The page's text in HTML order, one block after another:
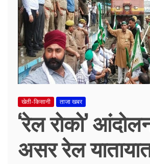
खेती-किसानी ताजा खबर
‘रेल रोको’
असर रेल